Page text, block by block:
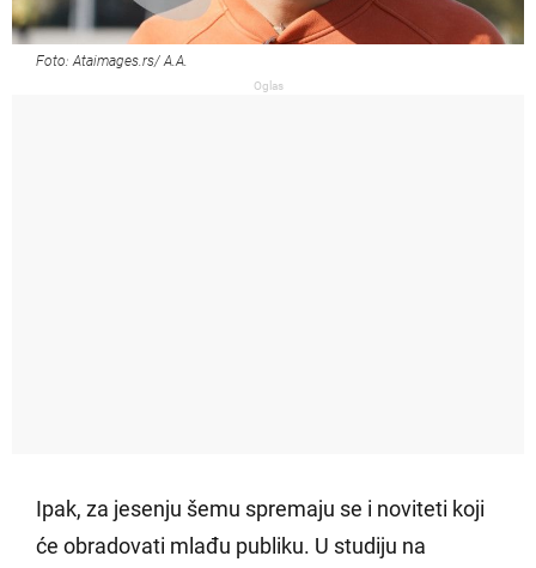
Foto: Ataimages.rs/ A.A.
Oglas
Ipak, za jesenju šemu spremaju se i noviteti koji
će obradovati mlađu publiku. U studiju na